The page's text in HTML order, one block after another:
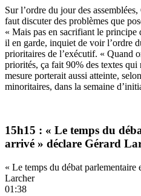
Sur l’ordre du jour des
faut discuter des problèmes que
« Mais pas en sacrifiant le principe
il en garde, inquiet de voir l’ordre
prioritaires de l’exécutif. « Quand
priorités, ça fait 90% des textes
mesure porterait aussi atteinte,
minoritaires, dans la semaine
15h15 : « Le temps du
arrivé » déclare Gérard
« Le temps du débat parlementaire
Larcher
01:38